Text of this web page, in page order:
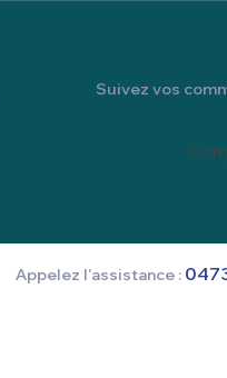
Suivez vos
Appelez l'assistance :